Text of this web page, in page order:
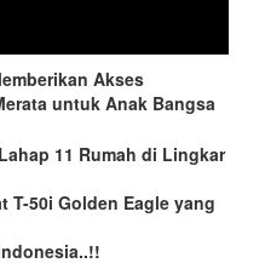
Akses
untuk Anak Bangsa
11 Rumah di Lingkar
T-50i Golden Eagle yang